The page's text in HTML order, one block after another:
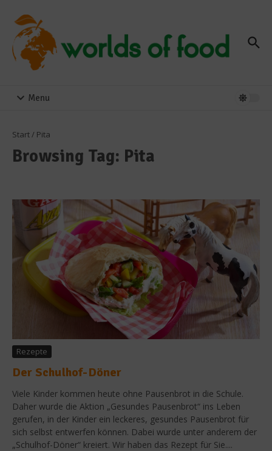
Menu
Start/ Pita
Browsing Tag: Pita
Rezepte
Der Schulhof-Döner
Viele Kinder kommen heute ohne Pausenbrot in die Schule.
Daher wurde die Aktion „Gesundes Pausenbrot“ ins Leben
gerufen, in der Kinder ein leckeres, gesundes Pausenbrot für
sich selbst entwerfen können. Dabei wurde unter anderem der
„Schulhof-Döner“ kreiert. Wir haben das Rezept für Sie....